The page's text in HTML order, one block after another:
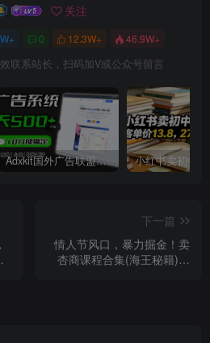
关注
0 12.3W+ 46.9W+
联系站长，扫码加V或公众号留言
Adxkit国外广告联盟系统，一天上500+广告，让你的投放更加高效简单！
下一篇
情人节风口，暴力掘金！卖
杏商课程合集(海王秘籍)，